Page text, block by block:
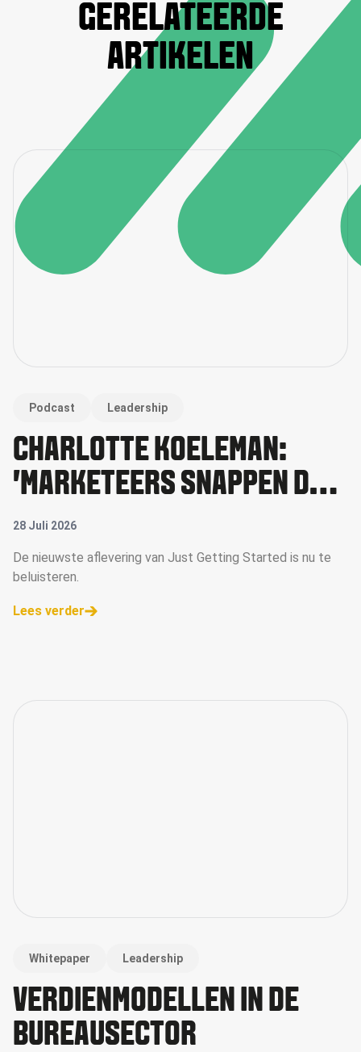
GERELATEERDE
ARTIKELEN
Podcast Leadership
CHARLOTTE KOELEMAN:
'MARKETEERS SNAPPEN DE
WAARDE VAN MICRO-
CREATORS NU BETER'
28 Juli 2026
De nieuwste aflevering van Just Getting Started is nu te
beluisteren.
Lees verder
Whitepaper Leadership
VERDIENMODELLEN IN DE
BUREAUSECTOR